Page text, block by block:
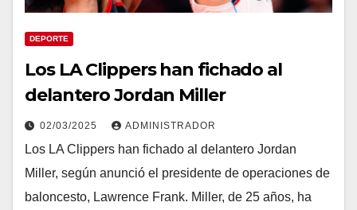
DEPORTE
Los LA Clippers han fichado al
delantero Jordan Miller
02/03/2025 ADMINISTRADOR
Los LA Clippers han fichado al delantero Jordan
Miller, según anunció el presidente de operaciones de
baloncesto, Lawrence Frank. Miller, de 25 años, ha